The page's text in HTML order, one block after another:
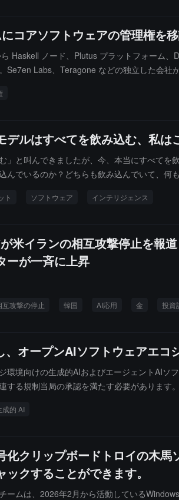
コアソフトウェアの管理権を移
Haskell ノード、Plutus プラットフォーム
Se7en Labs、Teragone などの独立した会
完全な分散化プロセスへの必要な「成長の
ルはすべてを飲み込む、私は
」と叫んできましたが、今、本当にすべて
んでいるのか？どちらも飲み込んでいて、何
ト ソフトウェア インテリジェンス
米イランの相互攻撃停止を報
ーが一斉に上昇
互攻撃の停止 韓国 AI応用 金 投資
オープンAIソフトウェアエコ
環境向けの生成的AIおよびエージェントAI
する規制当局の承認を満たす必要がありま
および企業にとって、これは一度構築し
成的 AI
化クリップボードトロイの木
クすることができます。
ームは、2026年2月から活動している